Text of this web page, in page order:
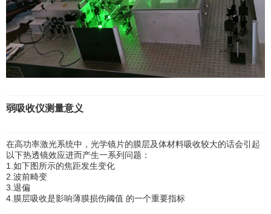
弱吸收仪测量意义
在高功率激光系统中，光学镜片的膜层及体材料吸收较大的话会引起
以下热透镜效应进而产生一系列问题：
1.如下图所示的焦距发生变化
2.波前畸变
3.退偏
4.膜层吸收是影响薄膜损伤阈值 的一个重要指标